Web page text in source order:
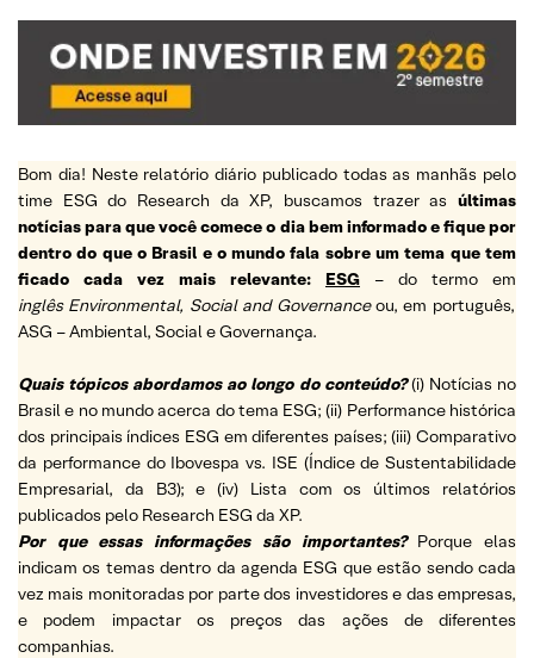
Bom dia! Neste relatório diário publicado todas as manhãs pelo
time ESG do Research da XP, buscamos trazer as últimas
notícias para que você comece o dia bem informado e fique por
dentro do que o Brasil e o mundo fala sobre um tema que tem
ficado cada vez mais relevante:
ESG
– do termo em
inglês Environmental, Social and Governanceou, em português,
ASG – Ambiental, Social e Governança.
Quais tópicos abordamos ao longo do conteúdo? (i) Notícias no
Brasil e no mundo acerca do tema ESG; (ii) Performance histórica
dos principais índices ESG em diferentes países; (iii) Comparativo
da performance do Ibovespa vs. ISE (Índice de Sustentabilidade
Empresarial, da B3); e (iv) Lista com os últimos relatórios
publicados pelo Research ESG da XP.
Por que essas informações são importantes? Porque elas
indicam os temas dentro da agenda ESG que estão sendo cada
vez mais monitoradas por parte dos investidores e das empresas,
e podem impactar os preços das ações de diferentes
companhias.